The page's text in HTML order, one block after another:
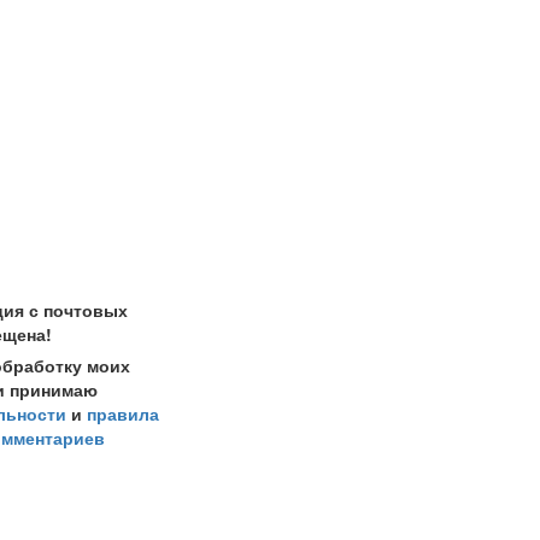
с почтовых
моих
принимаю
и правила